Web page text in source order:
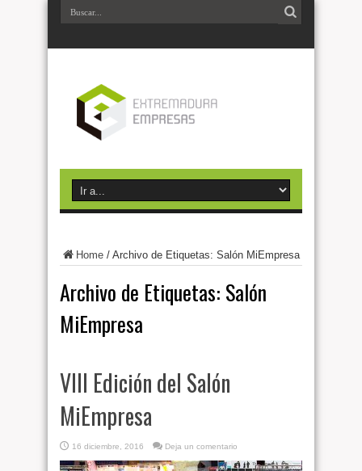
Home / Archivo de Etiquetas: Salón MiEmpresa
Archivo de Etiquetas: Salón
MiEmpresa
VIII Edición del Salón
MiEmpresa
16 diciembre, 2016 Deja un comentario